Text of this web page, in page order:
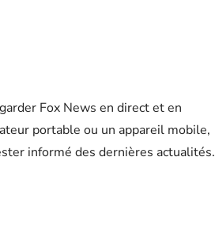
Fox News en direct et en
portable ou un appareil mobile,
informé des dernières actualités.